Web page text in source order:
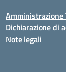
Amministrazione
Dichiarazione di
Note legali